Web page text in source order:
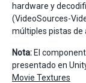
hardware y
(VideoSources-
múltiples pistas de
Nota: El
presentado en
Movie Textures